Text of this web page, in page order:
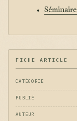
FICHE ARTICLE
CATÉGORIE
PUBLIÉ
AUTEUR